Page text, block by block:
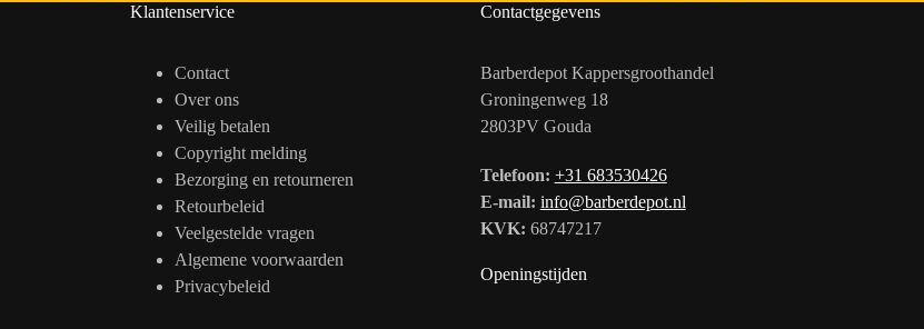
Klantenservice
Contact
Over ons
Veilig betalen
Copyright melding
Bezorging en retourneren
Retourbeleid
Veelgestelde vragen
Algemene voorwaarden
Privacybeleid
Contactgegevens
Barberdepot Kappersgroothandel
Groningenweg 18
2803PV Gouda
Telefoon: +31 683530426
E-mail: info@barberdepot.nl
KVK: 68747217
Openingstijden